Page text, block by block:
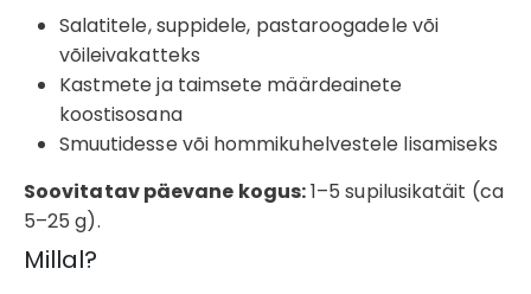
Salatitele, suppidele, pastaroogadele või
võileivakatteks
Kastmete ja taimsete määrdeainete
koostisosana
Smuutidesse või hommikuhelvestele lisamiseks
Soovitatav päevane kogus:1–5 supilusikatäit (ca
5–25 g).
Millal?